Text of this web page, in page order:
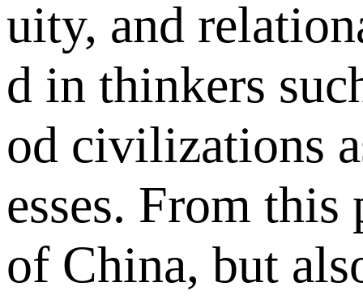
uity, and
d in thinkers
od civilizations
esses. From
of China, but